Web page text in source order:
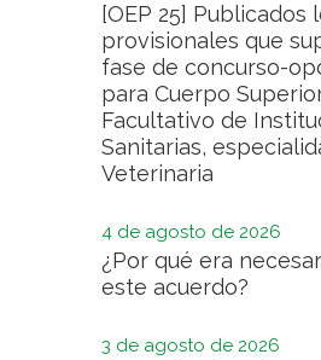
[OEP 25] Publicados
provisionales que
fase de concurso-
para Cuerpo
Facultativo de
Sanitarias,
Veterinaria
4 de agosto de 2026
¿Por qué era
este acuerdo?
3 de agosto de 2026